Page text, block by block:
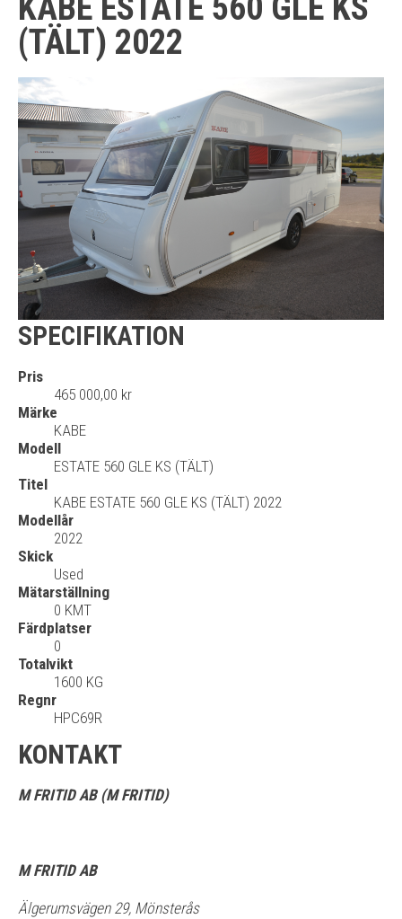
KABE ESTATE 560 GLE KS
(TÄLT) 2022
SPECIFIKATION
Pris
465 000,00 kr
Märke
KABE
Modell
ESTATE 560 GLE KS (TÄLT)
Titel
KABE ESTATE 560 GLE KS (TÄLT) 2022
Modellår
2022
Skick
Used
Mätarställning
0 KMT
Färdplatser
0
Totalvikt
1600 KG
Regnr
HPC69R
KONTAKT
M FRITID AB (M FRITID)
M FRITID AB
Älgerumsvägen 29, Mönsterås